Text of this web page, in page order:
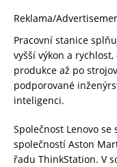
Reklama/
Pracovní stanice
vyšší výkon a
produkce až po
podporované
inteligenci.
Společnost Lenovo se
společností Aston
řadu ThinkStation. V